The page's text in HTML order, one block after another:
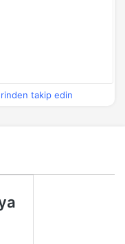
takip edin